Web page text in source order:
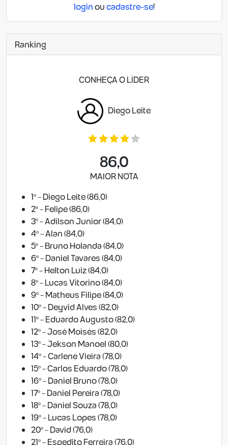
loginoucadastre-se!
Ranking
CONHEÇA O LÍDER
Diego Leite
86,0
MAIOR NOTA
1º - Diego Leite (86,0)
2º - Felipe (86,0)
3º - Adilson Junior (84,0)
4º - Alan (84,0)
5º - Bruno Holanda (84,0)
6º - Daniel Tavares (84,0)
7º - Helton Luiz (84,0)
8º - Lucas Vitorino (84,0)
9º - Matheus Filipe (84,0)
10º - Deyvid Alves (82,0)
11º - Eduardo Augusto (82,0)
12º - José Moisés (82,0)
13º - Jekson Manoel (80,0)
14º - Carlene Vieira (78,0)
15º - Carlos Eduardo (78,0)
16º - Daniel Bruno (78,0)
17º - Daniel Pereira (78,0)
18º - Daniel Souza (78,0)
19º - Lucas Lopes (78,0)
20º - David (76,0)
21º - Espedito Ferreira (76,0)